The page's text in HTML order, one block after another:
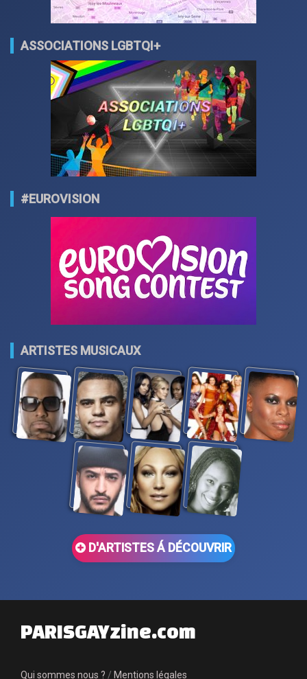
ASSOCIATIONS LGBTQI+
#EUROVISION
ARTISTES MUSICAUX
D'ARTISTES Á DÉCOUVRIR
PARISGAYzine.com
Qui sommes nous ? / Mentions légales